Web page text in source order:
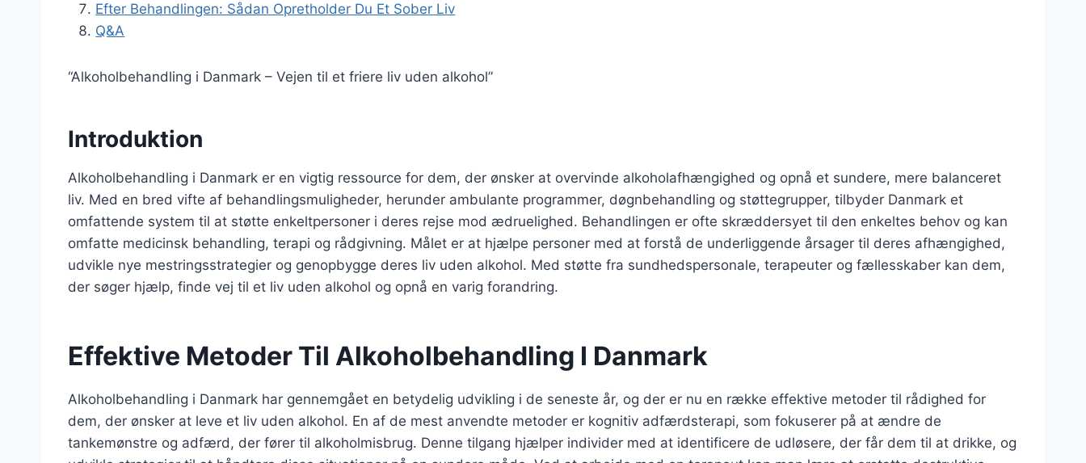
Efter Behandlingen: Sådan Opretholder Du Et Sober Liv
Q&A
“Alkoholbehandling i Danmark – Vejen til et friere liv uden alkohol”
Introduktion
Alkoholbehandling i Danmark er en vigtig ressource for dem, der ønsker at overvinde alkoholafhængighed og opnå et sundere, mere balanceret
liv. Med en bred vifte af behandlingsmuligheder, herunder ambulante programmer, døgnbehandling og støttegrupper, tilbyder Danmark et
omfattende system til at støtte enkeltpersoner i deres rejse mod ædruelighed. Behandlingen er ofte skræddersyet til den enkeltes behov og kan
omfatte medicinsk behandling, terapi og rådgivning. Målet er at hjælpe personer med at forstå de underliggende årsager til deres afhængighed,
udvikle nye mestringsstrategier og genopbygge deres liv uden alkohol. Med støtte fra sundhedspersonale, terapeuter og fællesskaber kan dem,
der søger hjælp, finde vej til et liv uden alkohol og opnå en varig forandring.
Effektive Metoder Til Alkoholbehandling I Danmark
Alkoholbehandling i Danmark har gennemgået en betydelig udvikling i de seneste år, og der er nu en række effektive metoder til rådighed for
dem, der ønsker at leve et liv uden alkohol. En af de mest anvendte metoder er kognitiv adfærdsterapi, som fokuserer på at ændre de
tankemønstre og adfærd, der fører til alkoholmisbrug. Denne tilgang hjælper individer med at identificere de udløsere, der får dem til at drikke, og